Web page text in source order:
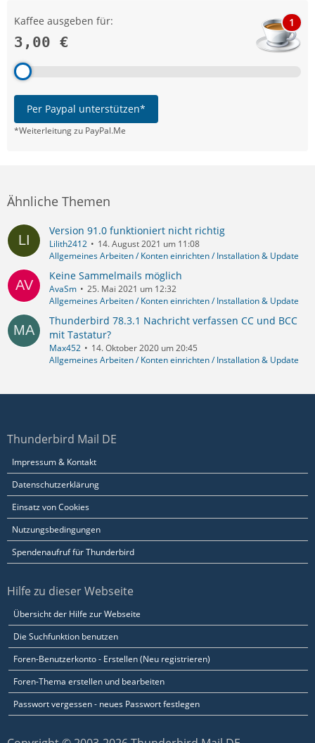
Kaffee ausgeben für:
3,00 €
1
Per Paypal unterstützen*
*Weiterleitung zu PayPal.Me
Ähnliche Themen
Version 91.0 funktioniert nicht richtig
Lilith2412
14. August 2021 um 11:08
Allgemeines Arbeiten / Konten einrichten / Installation & Update
Keine Sammelmails möglich
AvaSm
25. Mai 2021 um 12:32
Allgemeines Arbeiten / Konten einrichten / Installation & Update
Thunderbird 78.3.1 Nachricht verfassen CC und BCC
mit Tastatur?
Max452
14. Oktober 2020 um 20:45
Allgemeines Arbeiten / Konten einrichten / Installation & Update
Thunderbird Mail DE
Impressum & Kontakt
Datenschutzerklärung
Einsatz von Cookies
Nutzungsbedingungen
Spendenaufruf für Thunderbird
Hilfe zu dieser Webseite
Übersicht der Hilfe zur Webseite
Die Suchfunktion benutzen
Foren-Benutzerkonto - Erstellen (Neu registrieren)
Foren-Thema erstellen und bearbeiten
Passwort vergessen - neues Passwort festlegen